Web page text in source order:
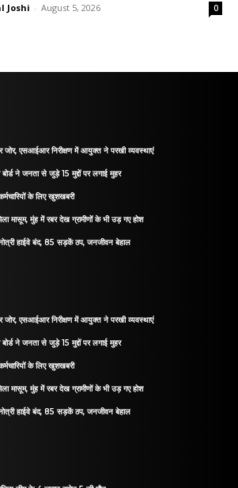
Joshi - August 5, 2026 0
जोर, एसआईआर निरीक्षण में आयुक्त ने परखी व्यवस्थाएं
ने जनता से जुड़े 15 मुद्दों पर लगाई मुहर
के लिए खुशखबरी
मासूम, मुंह में रबर देख ग्रामीणों के भी उड़ गए होश
हाईवे बंद, 85 सड़कें ठप, जनजीवन बेहाल
जोर, एसआईआर निरीक्षण में आयुक्त ने परखी व्यवस्थाएं
ने जनता से जुड़े 15 मुद्दों पर लगाई मुहर
के लिए खुशखबरी
मासूम, मुंह में रबर देख ग्रामीणों के भी उड़ गए होश
हाईवे बंद, 85 सड़कें ठप, जनजीवन बेहाल